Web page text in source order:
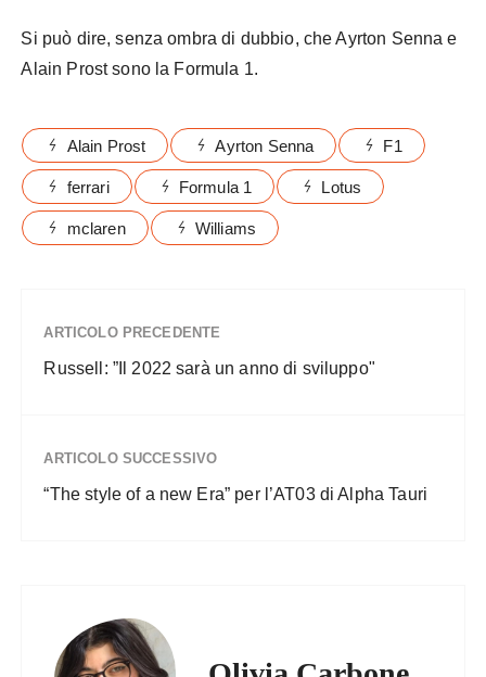
Si può dire, senza ombra di dubbio, che Ayrton Senna e
Alain Prost sono la Formula 1.
Alain Prost Ayrton Senna F1
ferrari Formula 1 Lotus
mclaren Williams
ARTICOLO PRECEDENTE
Russell: ”Il 2022 sarà un anno di sviluppo"
ARTICOLO SUCCESSIVO
“The style of a new Era” per l’AT03 di Alpha Tauri